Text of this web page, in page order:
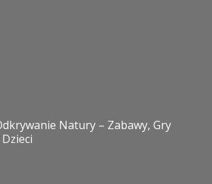
Natury – Zabawy, Gry